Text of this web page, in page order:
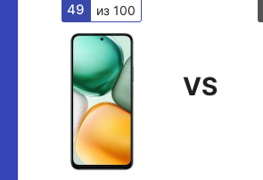
49 из 100
VS